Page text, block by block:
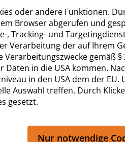
oder andere Funktionen.
Browser abgerufen und
, Tracking- und
Verarbeitung der auf Ihrem
gemäß §
in die USA kommen.
in den USA dem der EU.
Auswahl treffen. Durch
gesetzt.
Nur notwendige